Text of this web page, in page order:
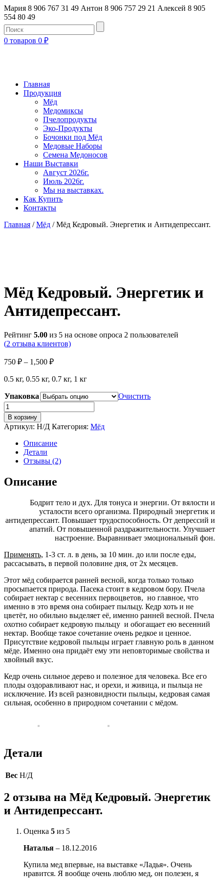
Мария 8 906 767 31 49 Антон 8 906 757 29 21 Алексей 8 905
554 80 49
0 товаров 0 ₽
Главная
Продукция
Мёд
Медомиксы
Пчелопродукты
Эко-Продукты
Бочонки под Мёд
Медовые Наборы
Семена Медоносов
Наши Выставки
Август 2026г.
Июль 2026г.
Мы на выставках.
Как Купить
Контакты
Главная /Мёд / Мёд Кедровый. Энергетик и Антидепрессант.
Мёд Кедровый. Энергетик и
Антидепрессант.
Рейтинг 5.00 из 5 на основе опроса 2 пользователей
(2 отзыва клиентов)
750 ₽ – 1,500 ₽Диапазон
750 ₽
1,500 ₽
0.5 кг, 0.55 кг, 0.7 кг, 1 кг
Упаковка
Очистить
Количество
товара
Мёд
Кедровый.
Энергетик
Антидепрессант.
В корзину
Артикул: Н/Д Категория: Мёд
Описание
Детали
Отзывы (2)
Описание
Бодрит тело и дух. Для тонуса и энергии. От вялости и
усталости всего организма. Природный энергетик и
антидепрессант. Повышает трудоспособность. От депрессий и
апатий. От повышенной раздражительности. Улучшает
настроение. Выравнивает эмоциональный фон.
Применять, 1-3 ст. л. в день, за 10 мин. до или после еды,
рассасывать, в первой половине дня, от 2х месяцев.
Этот мёд собирается ранней весной, когда только только
просыпается природа. Пасека стоит в кедровом бору. Пчела
собирает нектар с весенних первоцветов, но главное, что
именно в это время она собирает пыльцу. Кедр хоть и не
цветёт, но обильно выделяет её, именно ранней весной. Пчела
охотно собирает кедровую пыльцу и обогащает ею весенний
нектар. Вообще такое сочетание очень редкое и ценное.
Присутствие кедровой пыльцы играет главную роль в данном
мёде. Именно она придаёт ему эти неповторимые свойства и
хвойный вкус.
Кедр очень сильное дерево и полезное для человека. Все его
плоды оздоравливают нас, и орехи, и живица, и пыльца не
исключение. Из всей разновидности пыльцы, кедровая самая
сильная, особенно в природном сочетании с мёдом.
Детали
Вес Н/Д
2 отзыва на Мёд Кедровый. Энергетик
и Антидепрессант.
Оценка 5 из 5
Наталья – 18.12.2016
Купила мед впервые, на выставке «Ладья». Очень
нравится. Я вообще очень люблю мед, он полезен, я